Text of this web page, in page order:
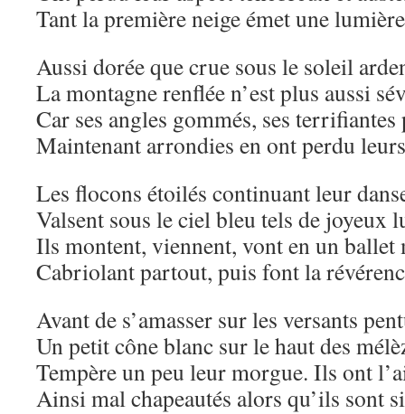
Tant la première neige émet une lumière
Aussi dorée que crue sous le soleil
La montagne renflée n’est plus aussi
Car ses angles gommés, ses terrifiantes
Maintenant arrondies en ont perdu
Les flocons étoilés continuant leur
Valsent sous le ciel bleu tels de joyeux
Ils montent, viennent, vont en un ballet
Cabriolant partout, puis font la
Avant de s’amasser sur les versants
Un petit cône blanc sur le haut des
Tempère un peu leur morgue. Ils ont
Ainsi mal chapeautés alors qu’ils sont